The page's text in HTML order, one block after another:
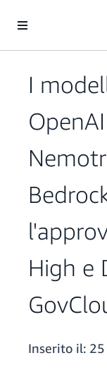
I
High e
Inserito il: